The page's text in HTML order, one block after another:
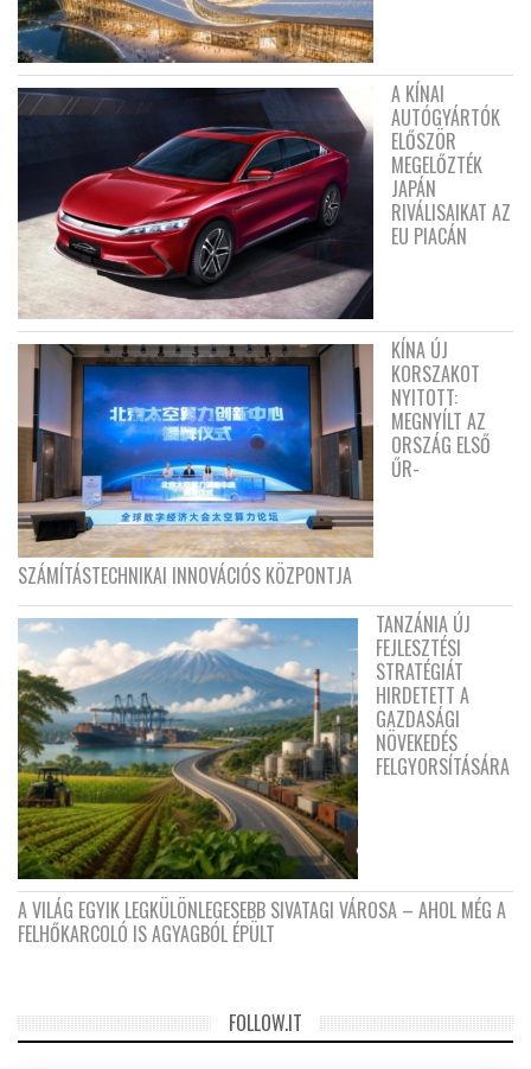
A KÍNAI
AUTÓGYÁRTÓK
ELŐSZÖR
MEGELŐZTÉK
JAPÁN
RIVÁLISAIKAT AZ
EU PIACÁN
KÍNA ÚJ
KORSZAKOT
NYITOTT:
MEGNYÍLT AZ
ORSZÁG ELSŐ
ŰR-
SZÁMÍTÁSTECHNIKAI INNOVÁCIÓS KÖZPONTJA
TANZÁNIA ÚJ
FEJLESZTÉSI
STRATÉGIÁT
HIRDETETT A
GAZDASÁGI
NÖVEKEDÉS
FELGYORSÍTÁSÁRA
A VILÁG EGYIK LEGKÜLÖNLEGESEBB SIVATAGI VÁROSA – AHOL MÉG A
FELHŐKARCOLÓ IS AGYAGBÓL ÉPÜLT
FOLLOW.IT